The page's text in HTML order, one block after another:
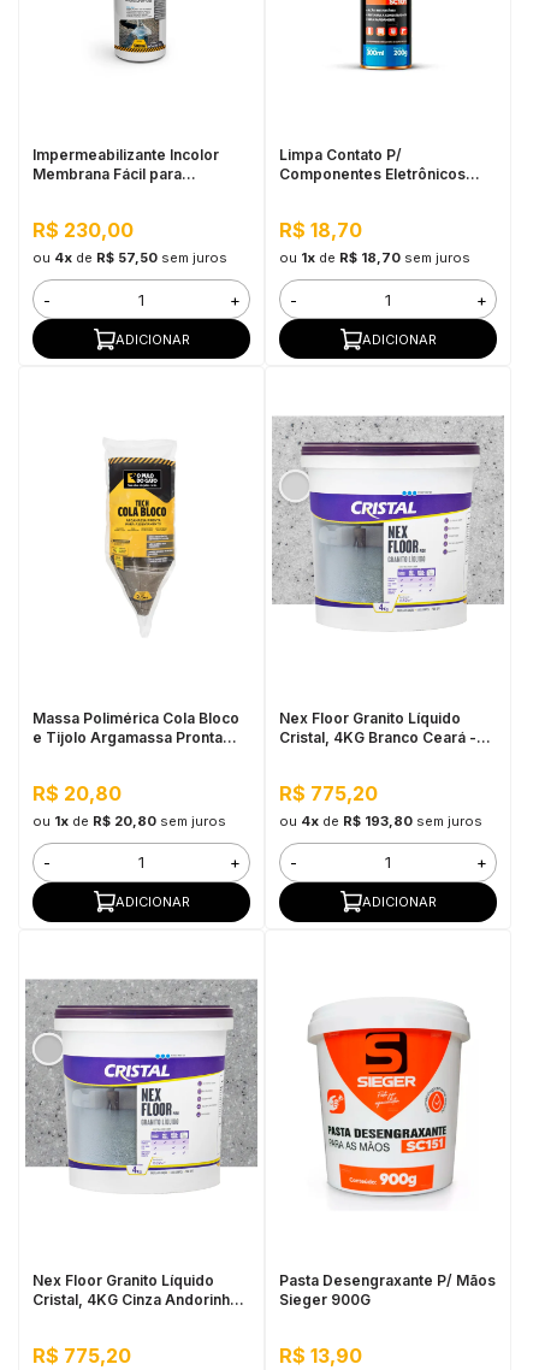
Impermeabilizante Incolor
Membrana Fácil para
R$ 230,00
ou 4xde R$ 57,50 sem juros
- +
ADICIONAR
Limpa Contato P/
Componentes Eletrônicos
R$ 18,70
ou 1xde R$ 18,70 sem juros
- +
ADICIONAR
Massa Polimérica Cola Bloco
e Tijolo Argamassa Pronta
R$ 20,80
ou 1xde R$ 20,80 sem juros
- +
ADICIONAR
Nex Floor Granito Líquido
Cristal, 4KG Branco Ceará -
R$ 775,20
ou 4xde R$ 193,80 sem juros
- +
ADICIONAR
Nex Floor Granito Líquido
Cristal, 4KG Cinza Andorinha -
R$ 775,20
Pasta Desengraxante P/ Mãos
Sieger 900G
R$ 13,90